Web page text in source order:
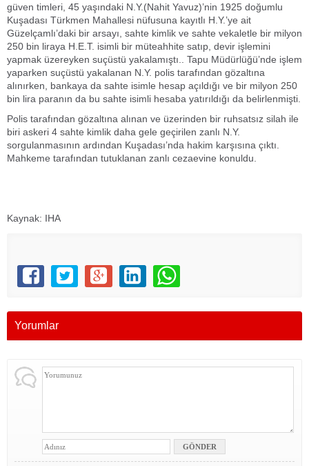
güven timleri, 45 yaşındaki N.Y.(Nahit Yavuz)’nin 1925 doğumlu
Kuşadası Türkmen Mahallesi nüfusuna kayıtlı H.Y.’ye ait
Güzelçamlı’daki bir arsayı, sahte kimlik ve sahte vekaletle bir milyon
250 bin liraya H.E.T. isimli bir müteahhite satıp, devir işlemini
yapmak üzereyken suçüstü yakalamıştı.. Tapu Müdürlüğü’nde işlem
yaparken suçüstü yakalanan N.Y. polis tarafından gözaltına
alınırken, bankaya da sahte isimle hesap açıldığı ve bir milyon 250
bin lira paranın da bu sahte isimli hesaba yatırıldığı da belirlenmişti.
Polis tarafından gözaltına alınan ve üzerinden bir ruhsatsız silah ile
biri askeri 4 sahte kimlik daha gele geçirilen zanlı N.Y.
sorgulanmasının ardından Kuşadası’nda hakim karşısına çıktı.
Mahkeme tarafından tutuklanan zanlı cezaevine konuldu.
Kaynak: IHA
Yorumlar